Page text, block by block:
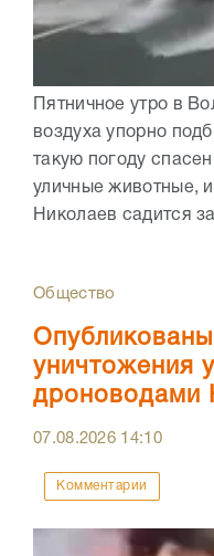
Пятничное утро в
воздуха упорно
такую погоду
уличные животные,
Николаев садится
Общество
уничтожения
дроноводами
07.08.2026 14:10
Комментарии